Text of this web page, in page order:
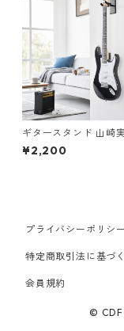
ギタースタンド 山崎
er タワー ウォールギ
ク 石こうボード壁対
¥2,200
プライバシーポリシー
特定商取引法に基づ
会員規約
© CDF